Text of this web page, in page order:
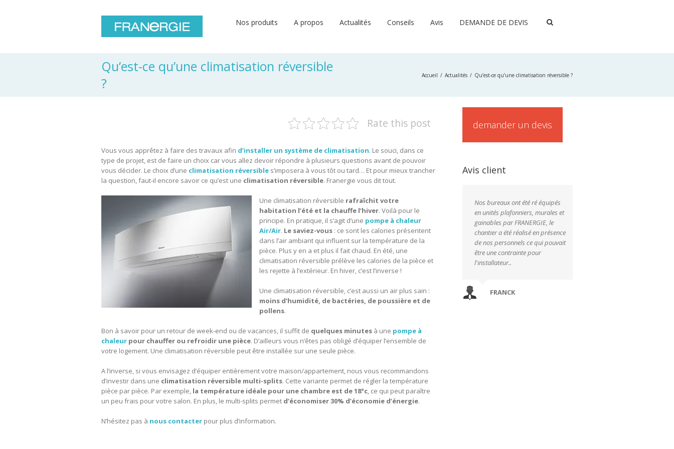
Nos produits A propos Actualités Conseils Avis DEMANDE DE DEVIS
Qu’est-ce qu’une climatisation réversible
?
Accueil Actualités Qu’est-ce qu’une climatisation réversible ?
Rate this post
Vous vous apprêtez à faire des travaux afin d’installer un système de climatisation. Le souci, dans ce
type de projet, est de faire un choix car vous allez devoir répondre à plusieurs questions avant de pouvoir
vous décider. Le choix d’une climatisation réversible s’imposera à vous tôt ou tard… Et pour mieux trancher
la question, faut-il encore savoir ce qu’est une climatisation réversible. Franergie vous dit tout.
Une climatisation réversible rafraîchit votre
habitation l’été et la chauffe l’hiver. Voilà pour le
principe. En pratique, il s’agit d’une pompe à chaleur
Air/Air. Le saviez-vous : ce sont les calories présentent
dans l’air ambiant qui influent sur la température de la
pièce. Plus y en a et plus il fait chaud. En été, une
climatisation réversible prélève les calories de la pièce et
les rejette à l’extérieur. En hiver, c’est l’inverse !
Une climatisation réversible, c’est aussi un air plus sain :
moins d’humidité, de bactéries, de poussière et de
pollens.
Bon à savoir pour un retour de week-end ou de vacances, il suffit de quelques minutes à une pompe à
chaleur pour chauffer ou refroidir une pièce. D’ailleurs vous n’êtes pas obligé d’équiper l’ensemble de
votre logement. Une climatisation réversible peut être installée sur une seule pièce.
A l’inverse, si vous envisagez d’équiper entièrement votre maison/appartement, nous vous recommandons
d’investir dans une climatisation réversible multi-splits. Cette variante permet de régler la température
pièce par pièce. Par exemple, la température idéale pour une chambre est de 18°c, ce qui peut paraître
un peu frais pour votre salon. En plus, le multi-splits permet d’économiser 30% d’économie d’énergie.
N’hésitez pas à nous contacter pour plus d’information.
demander un devis
Avis client
Nos bureaux ont été ré équipés
en unités plafonniers, murales et
gainables par FRANERGIE, le
chantier a été réalisé en présence
de nos personnels ce qui pouvait
être une contrainte pour
l'installateur..
FRANCK